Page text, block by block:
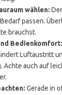
wählen:
passen.
brauchst.
Bedienkomfort:
Luftaustritt
Achte auch auf
Gerade in